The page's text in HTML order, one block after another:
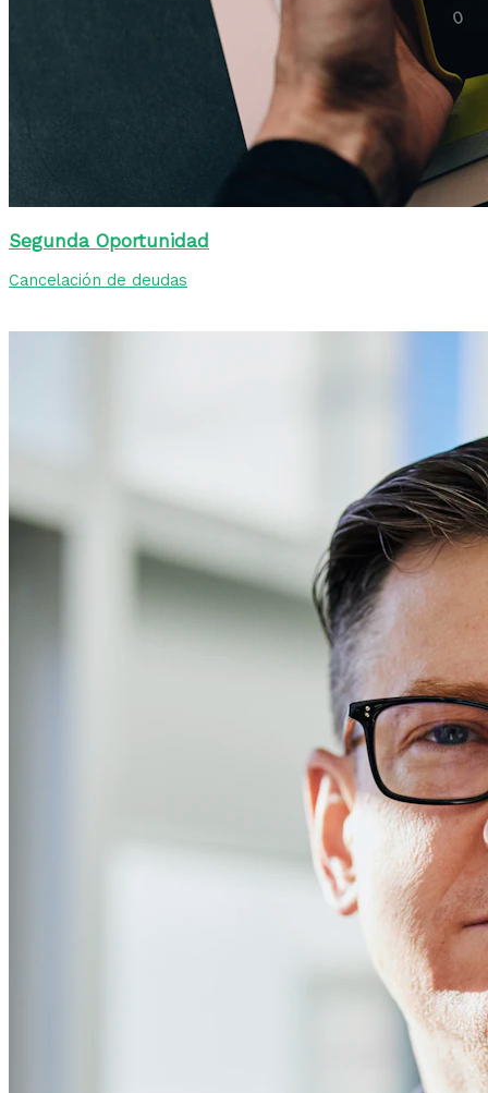
Segunda Oportunidad
Cancelación de deudas